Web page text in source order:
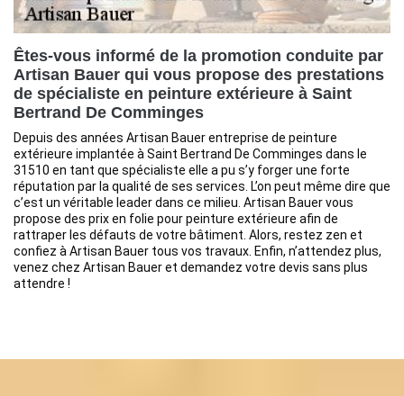
Êtes-vous informé de la promotion conduite par
Artisan Bauer qui vous propose des prestations
de spécialiste en peinture extérieure à Saint
Bertrand De Comminges
Depuis des années Artisan Bauer entreprise de peinture
extérieure implantée à Saint Bertrand De Comminges dans le
31510 en tant que spécialiste elle a pu s’y forger une forte
réputation par la qualité de ses services. L’on peut même dire que
c’est un véritable leader dans ce milieu. Artisan Bauer vous
propose des prix en folie pour peinture extérieure afin de
rattraper les défauts de votre bâtiment. Alors, restez zen et
confiez à Artisan Bauer tous vos travaux. Enfin, n’attendez plus,
venez chez Artisan Bauer et demandez votre devis sans plus
attendre !